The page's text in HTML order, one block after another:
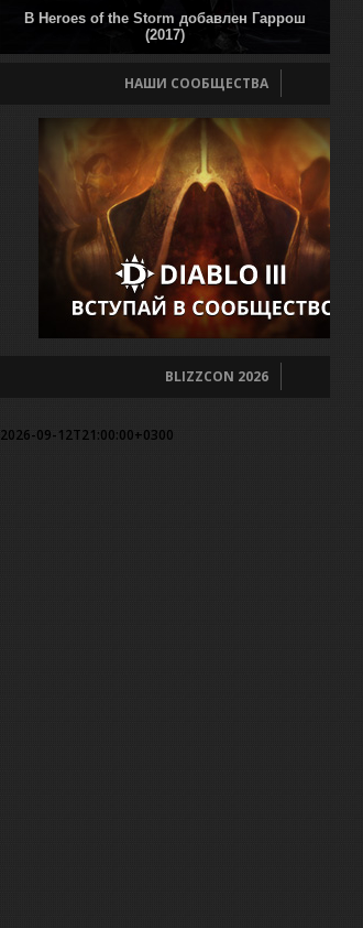
В Heroes of the Storm добавлен Гаррош
(2017)
НАШИ СООБЩЕСТВА
BLIZZCON 2026
2026-09-12T21:00:00+0300